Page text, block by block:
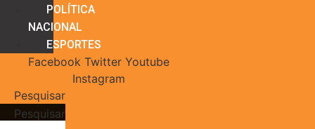
POLÍTICA
NACIONAL
ESPORTES
Facebook Twitter Youtube
Instagram
Pesquisar
Pesquisar